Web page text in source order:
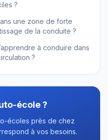
?
une zone de forte
de la conduite ?
à conduire dans
?
école ?
écoles près de chez
à vos besoins.